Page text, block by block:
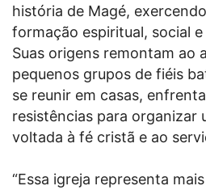
história de Magé,
formação espiritual, social
Suas origens remontam ao
pequenos grupos de fiéis
se reunir em casas,
resistências para organizar
voltada à fé cristã e ao
“Essa igreja representa